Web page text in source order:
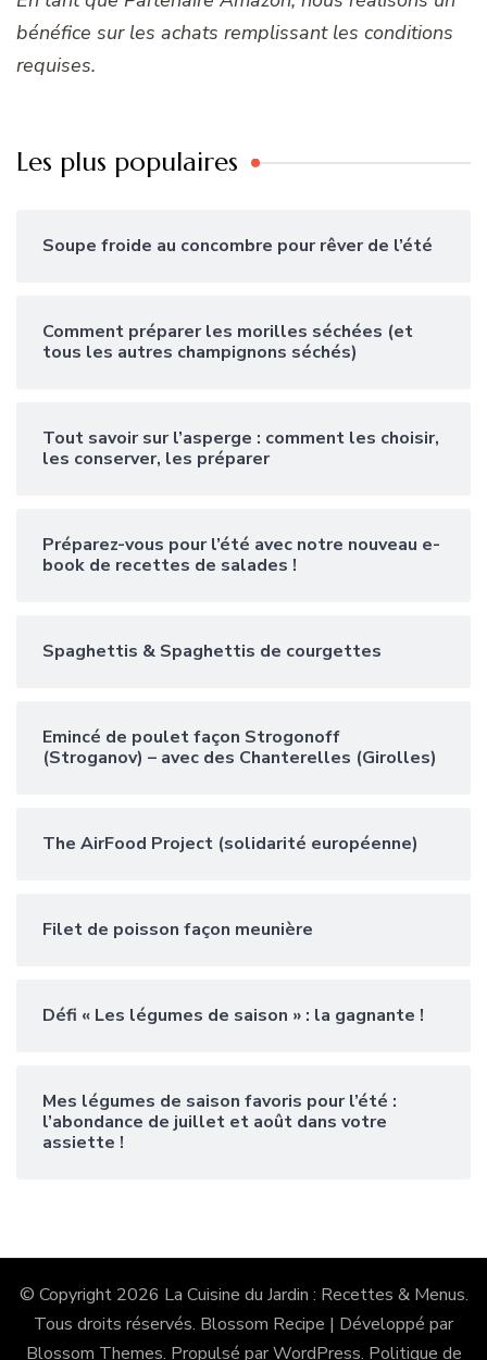
bénéfice sur les achats remplissant les conditions
requises.
Les plus populaires
Soupe froide au concombre pour rêver de l’été
Comment préparer les morilles séchées (et
tous les autres champignons séchés)
Tout savoir sur l’asperge : comment les choisir,
les conserver, les préparer
Préparez-vous pour l’été avec notre nouveau e-
book de recettes de salades !
Spaghettis & Spaghettis de courgettes
Emincé de poulet façon Strogonoff
(Stroganov) – avec des Chanterelles (Girolles)
The AirFood Project (solidarité européenne)
Filet de poisson façon meunière
Défi « Les légumes de saison » : la gagnante !
Mes légumes de saison favoris pour l’été :
l’abondance de juillet et août dans votre
assiette !
© Copyright 2026 La Cuisine du Jardin : Recettes & Menus.
Tous droits réservés. Blossom Recipe | Développé par
Blossom Themes. Propulsé parWordPress. Politique de